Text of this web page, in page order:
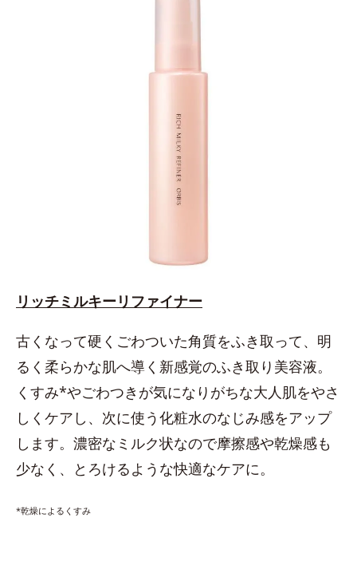
リッチミルキーリファイナー
古くなって硬くごわついた角質をふき取って、明
るく柔らかな肌へ導く新感覚のふき取り美容液。
くすみ*やごわつきが気になりがちな大人肌をやさ
しくケアし、次に使う化粧水のなじみ感をアップ
します。濃密なミルク状なので摩擦感や乾燥感も
少なく、とろけるような快適なケアに。
*乾燥によるくすみ